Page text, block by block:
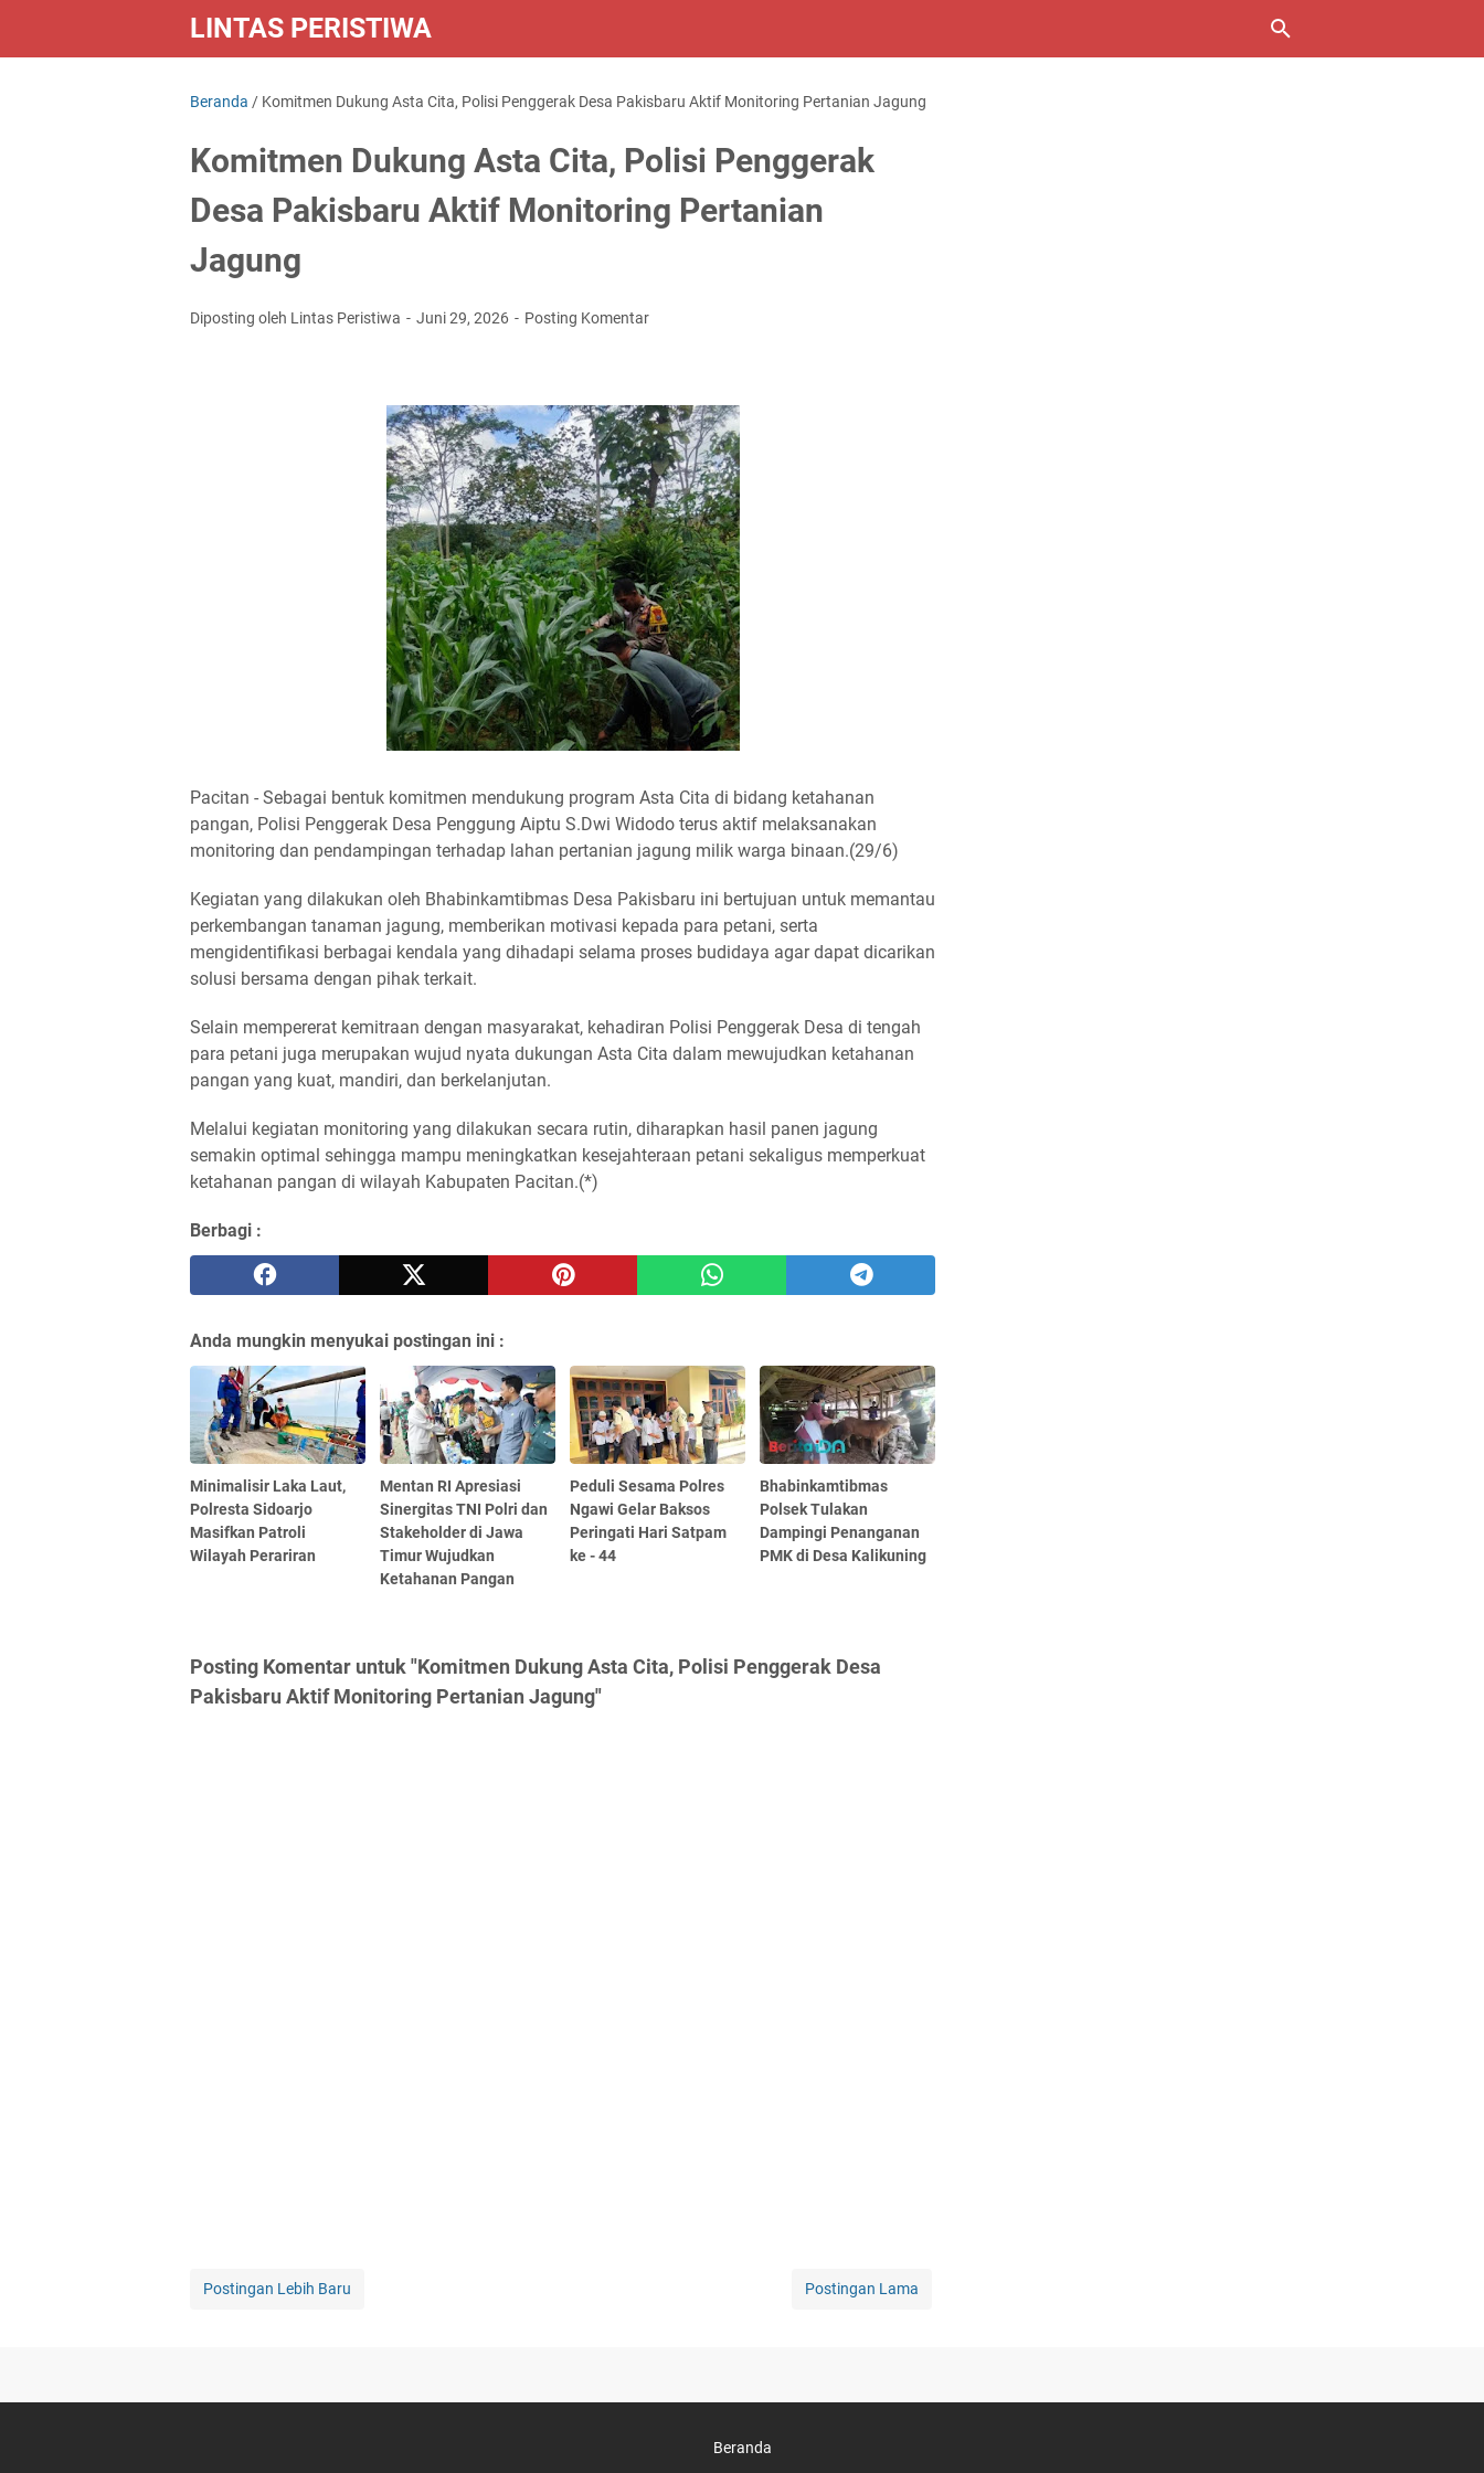
LINTAS PERISTIWA
Beranda / Komitmen Dukung Asta Cita, Polisi Penggerak Desa Pakisbaru Aktif Monitoring Pertanian Jagung
Komitmen Dukung Asta Cita, Polisi Penggerak
Desa Pakisbaru Aktif Monitoring Pertanian
Jagung
Diposting oleh Lintas Peristiwa Juni 29, 2026 Posting Komentar
Pacitan - Sebagai bentuk komitmen mendukung program Asta Cita di bidang ketahanan
pangan, Polisi Penggerak Desa Penggung Aiptu S.Dwi Widodo terus aktif melaksanakan
monitoring dan pendampingan terhadap lahan pertanian jagung milik warga binaan.(29/6)
Kegiatan yang dilakukan oleh Bhabinkamtibmas Desa Pakisbaru ini bertujuan untuk memantau
perkembangan tanaman jagung, memberikan motivasi kepada para petani, serta
mengidentifikasi berbagai kendala yang dihadapi selama proses budidaya agar dapat dicarikan
solusi bersama dengan pihak terkait.
Selain mempererat kemitraan dengan masyarakat, kehadiran Polisi Penggerak Desa di tengah
para petani juga merupakan wujud nyata dukungan Asta Cita dalam mewujudkan ketahanan
pangan yang kuat, mandiri, dan berkelanjutan.
Melalui kegiatan monitoring yang dilakukan secara rutin, diharapkan hasil panen jagung
semakin optimal sehingga mampu meningkatkan kesejahteraan petani sekaligus memperkuat
ketahanan pangan di wilayah Kabupaten Pacitan.(*)
Berbagi :
Anda mungkin menyukai postingan ini :
Minimalisir Laka Laut,
Polresta Sidoarjo
Masifkan Patroli
Wilayah Perariran
Mentan RI Apresiasi
Sinergitas TNI Polri dan
Stakeholder di Jawa
Timur Wujudkan
Ketahanan Pangan
Peduli Sesama Polres
Ngawi Gelar Baksos
Peringati Hari Satpam
ke - 44
Bhabinkamtibmas
Polsek Tulakan
Dampingi Penanganan
PMK di Desa Kalikuning
Posting Komentar untuk "Komitmen Dukung Asta Cita, Polisi Penggerak Desa
Pakisbaru Aktif Monitoring Pertanian Jagung"
Postingan Lebih Baru Postingan Lama
Beranda